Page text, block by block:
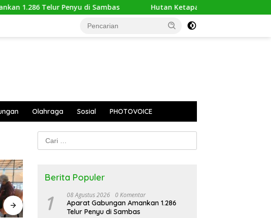
1.286 Telur Penyu di Sambas Hutan Ketapang Sekarat Dikepung
Olahraga Sosial PHOTOVOICE
Cari
untuk:
Berita Populer
1 08 Agustus 2026 0 Komentar
Aparat Gabungan Amankan 1.286
Telur Penyu di Sambas